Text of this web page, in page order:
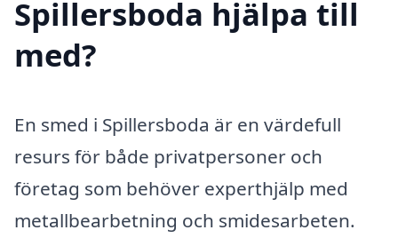
Spillersboda hjälpa till
med?
En smed i Spillersboda är en värdefull
resurs för både privatpersoner och
företag som behöver experthjälp med
metallbearbetning och smidesarbeten.